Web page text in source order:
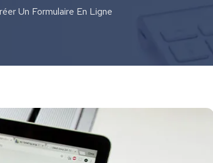
Un Formulaire En Ligne